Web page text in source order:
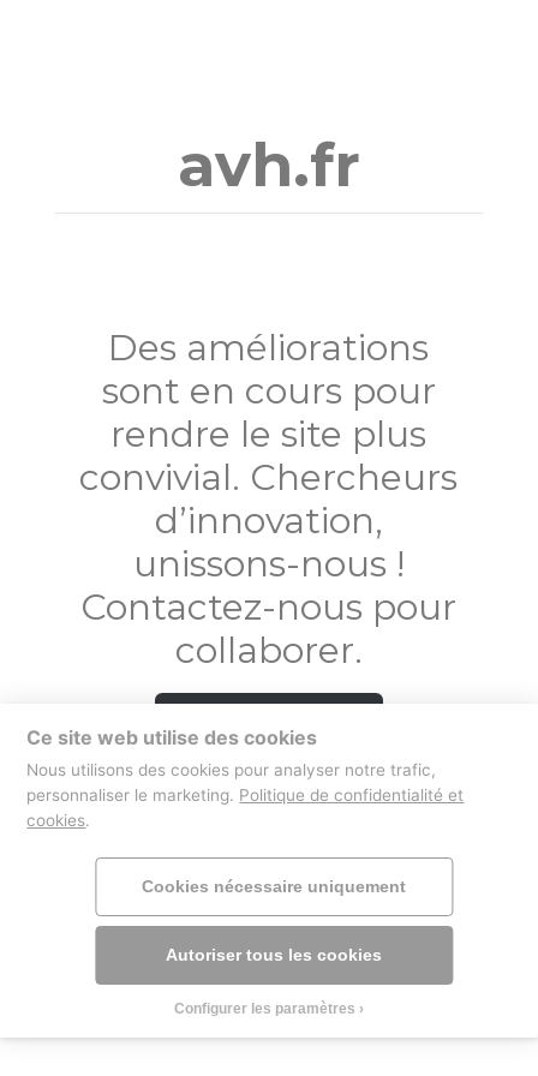
avh.fr
Des améliorations
sont en cours pour
rendre le site plus
convivial. Chercheurs
d’innovation,
unissons-nous !
Contactez-nous pour
collaborer.
Ce site web utilise des cookies
Nous utilisons des cookies pour analyser notre trafic,
personnaliser le marketing. Politique de confidentialité et
cookies.
Cookies nécessaire uniquement
Autoriser tous les cookies
Configurer les paramètres